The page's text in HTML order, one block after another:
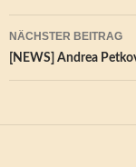
NÄCHSTER BEITRAG
[NEWS] Andrea